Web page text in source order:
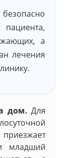
а
лечения
дом. Для
младший